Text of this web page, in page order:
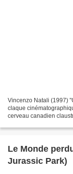
Vincenzo Natali (1997)
claque
cerveau canadien
Le Monde
Jurassic Park)